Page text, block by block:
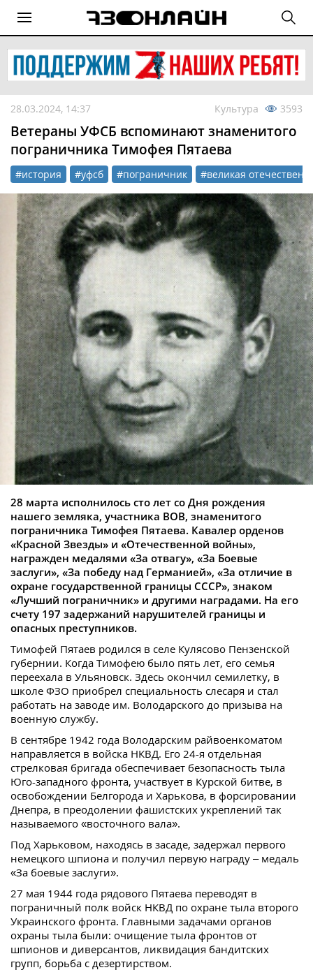
28.03.2024, 14:37 Культура 3593
Ветераны УФСБ вспоминают знаменитого
пограничника Тимофея Пятаева
#история #уфсб #пограничник #великая
28 марта исполнилось сто лет со Дня рождения
нашего земляка, участника ВОВ, знаменитого
пограничника Тимофея Пятаева. Кавалер орденов
«Красной Звезды» и «Отечественной войны»,
награжден медалями «За отвагу», «За Боевые
заслуги», «За победу над Германией», «За отличие в
охране государственной границы СССР», знаком
«Лучший пограничник» и другими наградами. На его
счету 197 задержаний нарушителей границы и
опасных преступников.
Тимофей Пятаев родился в селе Кулясово Пензенской
губернии. Когда Тимофею было пять лет, его семья
переехала в Ульяновск. Здесь окончил семилетку, в
школе ФЗО приобрел специальность слесаря и стал
работать на заводе им. Володарского до призыва на
военную службу.
В сентябре 1942 года Володарским райвоенкоматом
направляется в войска НКВД. Его 24-я отдельная
стрелковая бригада обеспечивает безопасность тыла
Юго-западного фронта, участвует в Курской битве, в
освобождении Белгорода и Харькова, в форсировании
Днепра, в преодолении фашистских укреплений так
называемого «восточного вала».
Под Харьковом, находясь в засаде, задержал первого
немецкого шпиона и получил первую награду – медаль
«За боевые заслуги».
27 мая 1944 года рядового Пятаева переводят в
пограничный полк войск НКВД по охране тыла второго
Украинского фронта. Главными задачами органов
охраны тыла были: очищение тыла фронтов от
шпионов и диверсантов, ликвидация бандитских
групп, борьба с дезертирством.